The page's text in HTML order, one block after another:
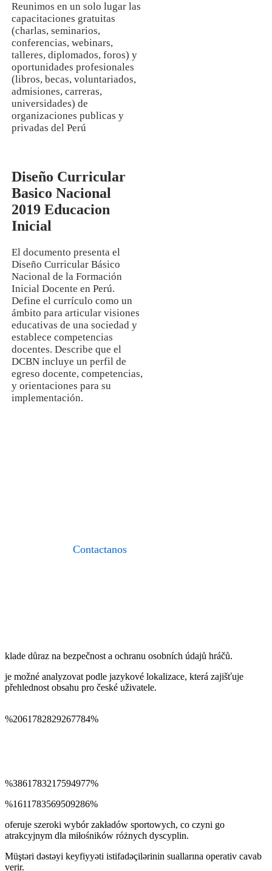
Reunimos en un solo lugar las
capacitaciones gratuitas
(charlas, seminarios,
conferencias, webinars,
talleres, diplomados, foros) y
oportunidades profesionales
(libros, becas, voluntariados,
admisiones, carreras,
universidades) de
organizaciones publicas y
privadas del Perú
Diseño Curricular
Basico Nacional
2019 Educacion
Inicial
El documento presenta el
Diseño Curricular Básico
Nacional de la Formación
Inicial Docente en Perú.
Define el currículo como un
ámbito para articular visiones
educativas de una sociedad y
establece competencias
docentes. Describe que el
DCBN incluye un perfil de
egreso docente, competencias,
y orientaciones para su
implementación.
Contactanos
klade důraz na bezpečnost a ochranu osobních údajů hráčů.
je možné analyzovat podle jazykové lokalizace, která zajišťuje
přehlednost obsahu pro české uživatele.
%2061782829267784%
%3861783217594977%
%1611783569509286%
oferuje szeroki wybór zakładów sportowych, co czyni go
atrakcyjnym dla miłośników różnych dyscyplin.
Müştəri dəstəyi keyfiyyəti istifadəçilərinin suallarına operativ cavab
verir.